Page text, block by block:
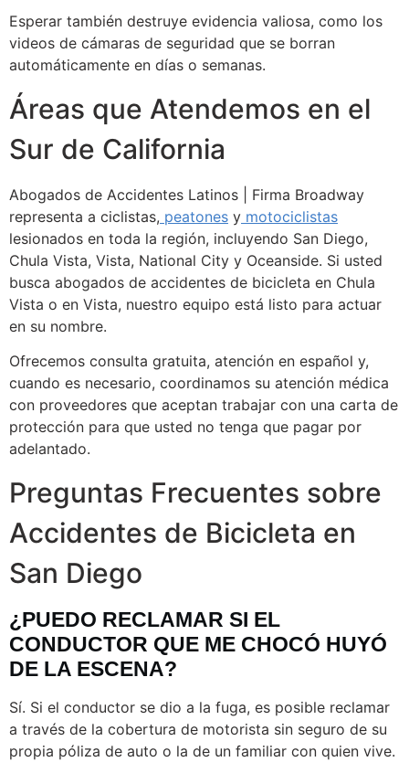
Esperar también destruye evidencia valiosa, como los
videos de cámaras de seguridad que se borran
automáticamente en días o semanas.
Áreas que Atendemos en el
Sur de California
Abogados de Accidentes Latinos | Firma Broadway
representa a ciclistas, peatones y motociclistas
lesionados en toda la región, incluyendo San Diego,
Chula Vista, Vista, National City y Oceanside. Si usted
busca abogados de accidentes de bicicleta en Chula
Vista o en Vista, nuestro equipo está listo para actuar
en su nombre.
Ofrecemos consulta gratuita, atención en español y,
cuando es necesario, coordinamos su atención médica
con proveedores que aceptan trabajar con una carta de
protección para que usted no tenga que pagar por
adelantado.
Preguntas Frecuentes sobre
Accidentes de Bicicleta en
San Diego
¿PUEDO RECLAMAR SI EL
CONDUCTOR QUE ME CHOCÓ HUYÓ
DE LA ESCENA?
Sí. Si el conductor se dio a la fuga, es posible reclamar
a través de la cobertura de motorista sin seguro de su
propia póliza de auto o la de un familiar con quien vive.